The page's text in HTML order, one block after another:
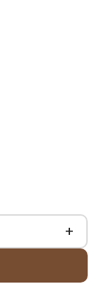
+